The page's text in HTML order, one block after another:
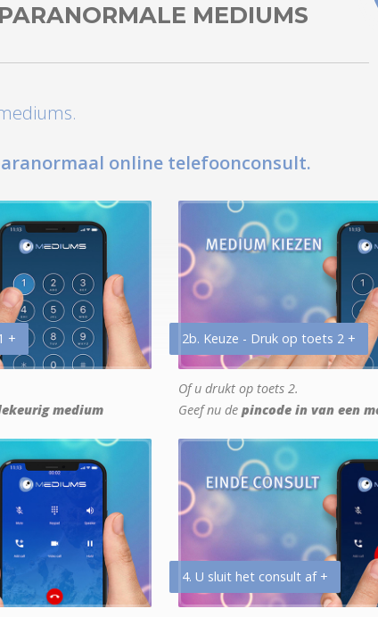
PARANORMALE MEDIUMS
online telefoonconsult.
+
medium
2b. Keuze - Druk op toets 2 +
Of u drukt op toets 2.
Geef nu de pincode in van een
4. U sluit het consult af +